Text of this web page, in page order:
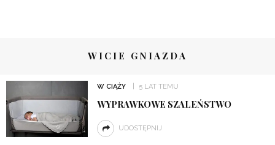
WICIE GNIAZDA
W CIĄŻY 5 LAT TEMU
WYPRAWKOWE SZALEŃSTWO
UDOSTĘPNIJ